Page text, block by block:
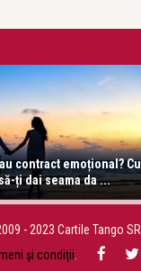
contract emoțional?
ți dai seama da ...
- 2023 Cartile Tango
și condiții